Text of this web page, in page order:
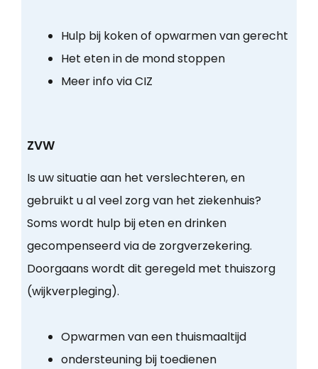
Hulp bij koken of opwarmen van gerecht
Het eten in de mond stoppen
Meer info via CIZ
ZVW
Is uw situatie aan het verslechteren, en
gebruikt u al veel zorg van het ziekenhuis?
Soms wordt hulp bij eten en drinken
gecompenseerd via de zorgverzekering.
Doorgaans wordt dit geregeld met thuiszorg
(wijkverpleging).
Opwarmen van een thuismaaltijd
ondersteuning bij toedienen